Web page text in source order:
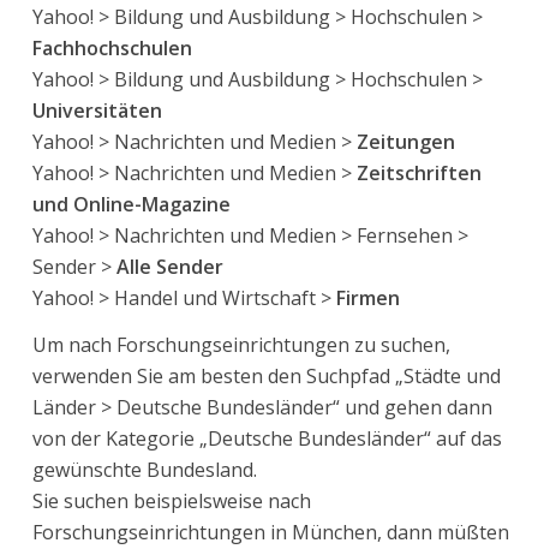
Yahoo! > Bildung und Ausbildung > Hochschulen >
Fachhochschulen
Yahoo! > Bildung und Ausbildung > Hochschulen >
Universitäten
Yahoo! > Nachrichten und Medien > Zeitungen
Yahoo! > Nachrichten und Medien > Zeitschriften
und Online-Magazine
Yahoo! > Nachrichten und Medien > Fernsehen >
Sender >Alle Sender
Yahoo! > Handel und Wirtschaft > Firmen
Um nach Forschungseinrichtungen zu suchen,
verwenden Sie am besten den Suchpfad „Städte und
Länder > Deutsche Bundesländer“ und gehen dann
von der Kategorie „Deutsche Bundesländer“ auf das
gewünschte Bundesland.
Sie suchen beispielsweise nach
Forschungseinrichtungen in München, dann müßten